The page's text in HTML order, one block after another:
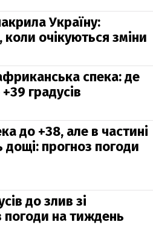
Україну:
очікуються зміни
спека: де
градусів
до +38, але в частині
прогноз погоди
до злив зі
на тиждень